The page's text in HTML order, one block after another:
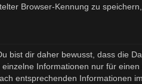
Browser-Kennung zu
bist dir daher bewusst, dass die
Informationen nur für
entsprechenden Informationen